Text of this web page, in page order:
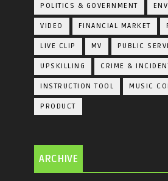
POLITICS & GOVERNMENT
VIDEO FINANCIAL MARKET
LIVE CLIP MV PUBLIC
UPSKILLING CRIME &
INSTRUCTION TOOL MUSIC
PRODUCT
ARCHIVE